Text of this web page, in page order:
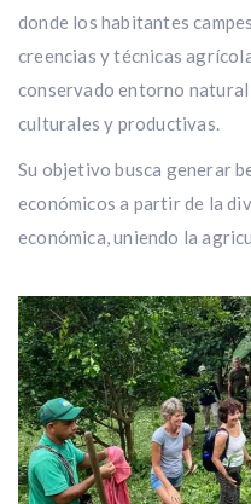
donde los habitantes
creencias y técnicas
conservado entorno
culturales y productivas.
Su objetivo busca generar
económicos a partir de la
económica, uniendo la